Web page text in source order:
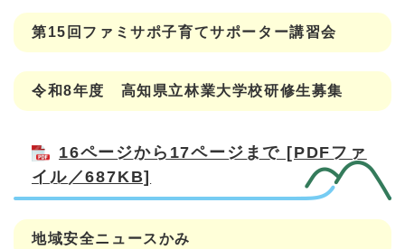
第15回ファミサポ子育てサポーター講習会
令和8年度 高知県立林業大学校研修生募集
16ページから17ページまで [PDFファ
イル／687KB]
地域安全ニュースかみ